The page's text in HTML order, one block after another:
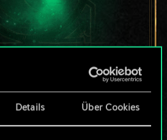
Details Über Cookies
ist dies nur
Satz